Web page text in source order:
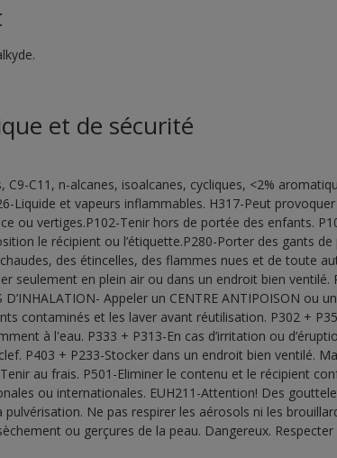
et de sécurité
C11, n-alcanes, isoalcanes, cycliques, <2%
Liquide et vapeurs inflammables. H317-Peut
ou vertiges.P102-Tenir hors de portée des enfants.
le récipient ou l’étiquette.P280-Porter des gants
des étincelles, des flammes nues et de toute
seulement en plein air ou dans un endroit bien ventilé.
Appeler un CENTRE ANTIPOISON ou
contaminés et les laver avant réutilisation. P302 +
à l'eau. P333 + P313-En cas d’irritation ou
P403 + P233-Stocker dans un endroit bien ventilé.
au frais. P501-Eliminer le contenu et le récipient
ou internationales. EUH211-Attention! Des
Ne pas respirer les aérosols ni les
ou gerçures de la peau. Dangereux.